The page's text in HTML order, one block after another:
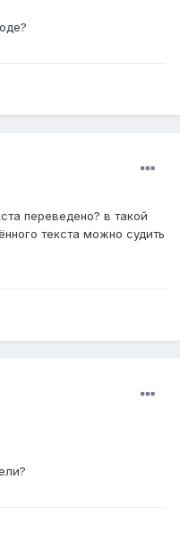
переведено? в такой
текста можно судить